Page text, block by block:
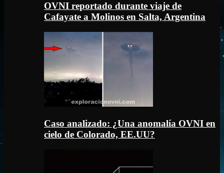
OVNI reportado durante viaje de
Cafayate a Molinos en Salta, Argentina
Caso analizado: ¿Una anomalía OVNI en
cielo de Colorado, EE.UU?